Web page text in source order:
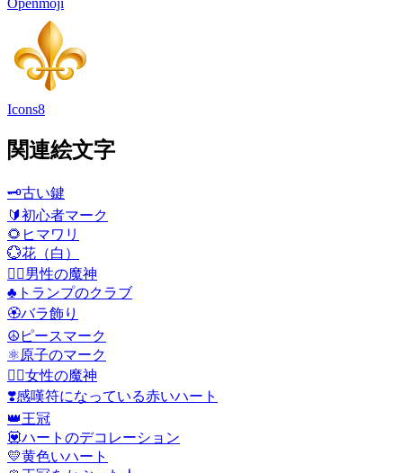
Openmoji
Icons8
関連絵文字
🗝️古い鍵
🔰初心者マーク
🌻 ヒマワリ
💮花（白）
🧞‍♂️男性の魔神
♣️ トランプのクラブ
🏵️バラ飾り
☮️ ピースマーク
⚛️原子のマーク
🧞‍♀️女性の魔神
❣️感嘆符になっている赤いハート
👑王冠
💟ハートのデコレーション
💛黄色いハート